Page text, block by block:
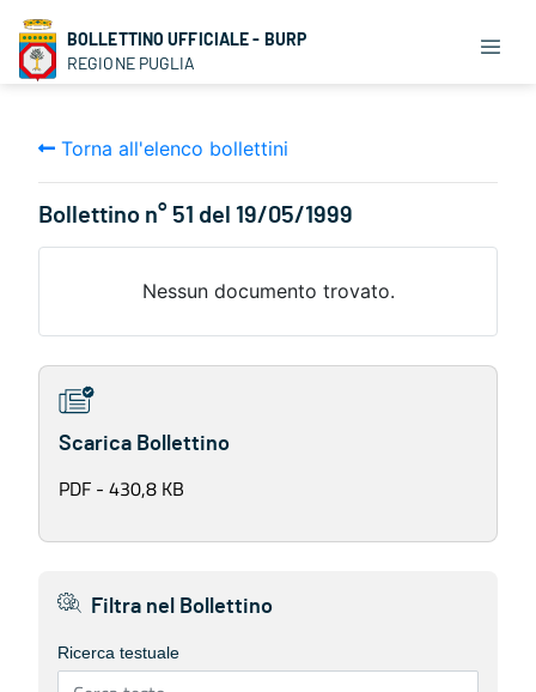
BOLLETTINO UFFICIALE - BURP
REGIONE PUGLIA
Torna all'elenco bollettini
Bollettino n° 51 del 19/05/1999
Nessun documento trovato.
Scarica Bollettino
PDF - 430,8 KB
Filtra nel Bollettino
Ricerca testuale